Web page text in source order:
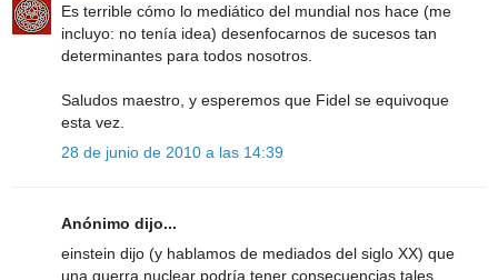
Es terrible cómo lo mediático del mundial nos hace (me
incluyo: no tenía idea) desenfocarnos de sucesos tan
determinantes para todos nosotros.
Saludos maestro, y esperemos que Fidel se equivoque
esta vez.
28 de junio de 2010 a las 14:39
Anónimo dijo...
einstein dijo (y hablamos de mediados del siglo XX) que
una guerra nuclear podría tener consecuencias tales